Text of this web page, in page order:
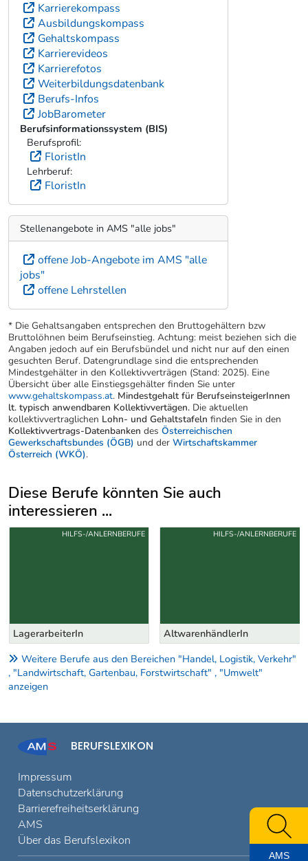
Karrierekompass
Ausbildungskompass
Gehaltskompass
Karrierevideos
Karrierefotos
Weiterbildungsdatenbank
Berufs-Infos
JobBarometer
Berufsinformationssystem (BIS)
Berufsprofil:
FloristIn
Lehrberuf:
FloristIn
Stellenangebote in AMS "alle jobs"
offene Job-Angebote im AMS "alle
jobs"
offene Lehrstellen
* Die Gehaltsangaben entsprechen den Bruttogehältern bzw
Bruttolöhnen beim Berufseinstieg. Achtung: meist beziehen sich die
Angaben jedoch auf ein Berufsbündel und nicht nur auf den einen
gesuchten Beruf. Datengrundlage sind die entsprechenden
Mindestgehälter in den Kollektivverträgen (Stand: 2025). Eine
Übersicht über alle Einstiegsgehälter finden Sie unter
www.gehaltskompass.at. Mindestgehalt für BerufseinsteigerInnen
lt. typisch anwendbaren Kollektivvertägen. Die aktuellen
kollektivvertraglichen Lohn- und Gehaltstafeln finden Sie in den
Kollektivvertrags-Datenbanken des Österreichischen
Gewerkschaftsbundes (ÖGB) und der Wirtschaftskammer
Österreich (WKÖ).
Diese Berufe könnten Sie auch
interessieren ...
Uber weitere Berufsvorschläge
LagerarbeiterIn
HILFS-/ANLERNBERUFE
AltwarenhändlerIn
HILFS-/ANLERNBERUFE
Weitere Berufe aus den Bereichen "Handel, Logistik, Verkehr"
, "Landwirtschaft, Gartenbau, Forstwirtschaft" , "Umwelt"
anzeigen
BERUFSLEXIKON
Impressum
Datenschutzerklärung
Barrierefreiheitserklärung
AMS
Über das Berufslexikon
AMS